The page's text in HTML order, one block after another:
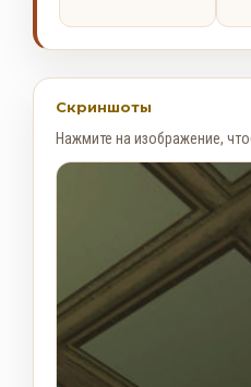
Скриншоты
Нажмите на изображение,